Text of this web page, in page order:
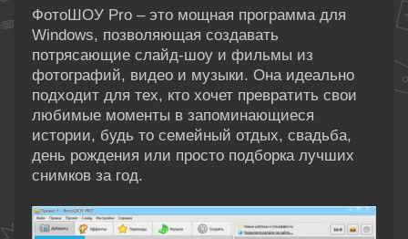
ФотоШОУ Pro – это мощная программа для
Windows, позволяющая создавать
потрясающие слайд-шоу и фильмы из
фотографий, видео и музыки. Она идеально
подходит для тех, кто хочет превратить свои
любимые моменты в запоминающиеся
истории, будь то семейный отдых, свадьба,
день рождения или просто подборка лучших
снимков за год.